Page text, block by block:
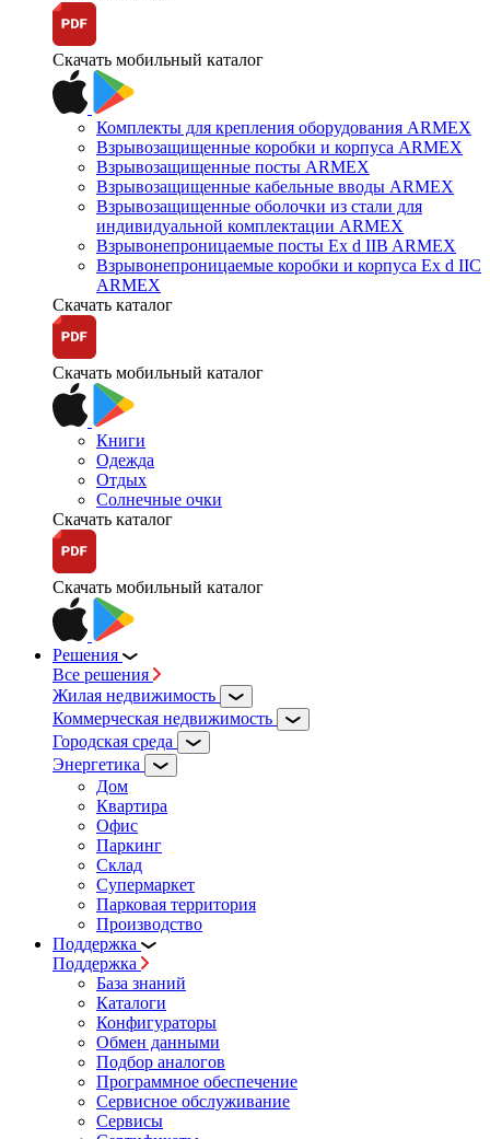
Скачать мобильный каталог
Комплекты для крепления оборудования ARMEX
Взрывозащищенные коробки и корпуса ARMEX
Взрывозащищенные посты ARMEX
Взрывозащищенные кабельные вводы ARMEX
Взрывозащищенные оболочки из стали для
индивидуальной комплектации ARMEX
Взрывонепроницаемые посты Ex d IIB ARMEX
Взрывонепроницаемые коробки и корпуса Ex d IIС
ARMEX
Скачать каталог
Скачать мобильный каталог
Книги
Одежда
Отдых
Солнечные очки
Скачать каталог
Скачать мобильный каталог
Решения
Все решения
Жилая недвижимость
Коммерческая недвижимость
Городская среда
Энергетика
Дом
Квартира
Офис
Паркинг
Склад
Супермаркет
Парковая территория
Производство
Поддержка
Поддержка
База знаний
Каталоги
Конфигураторы
Обмен данными
Подбор аналогов
Программное обеспечение
Сервисное обслуживание
Сервисы